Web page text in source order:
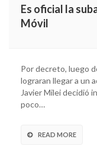
Es oficial la
Móvil
Por decreto, luego
lograran llegar a un
Javier Milei decidió
poco…
READ MORE